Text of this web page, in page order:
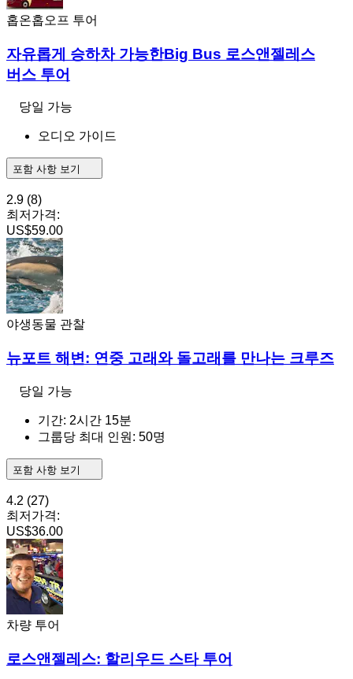
홉온홉오프 투어
자유롭게 승하차 가능한Big Bus 로스앤젤레스
버스 투어
당일 가능
오디오 가이드
포함 사항 보기
2.9 (8)
최저가격:
US$59.00
야생동물 관찰
뉴포트 해변: 연중 고래와 돌고래를 만나는 크루즈
당일 가능
기간: 2시간 15분
그룹당 최대 인원: 50명
포함 사항 보기
4.2 (27)
최저가격:
US$36.00
차량 투어
로스앤젤레스: 할리우드 스타 투어